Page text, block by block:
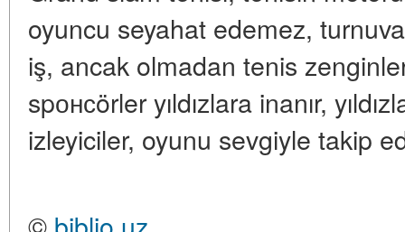
oyuncu seyahat edemez,
iş, ancak olmadan tenis
spонсörler yıldızlara inanır,
izleyiciler, oyunu sevgiyle takip